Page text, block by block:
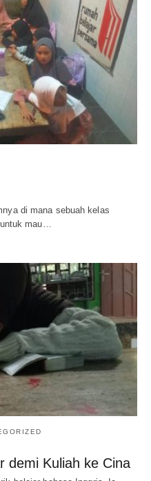
di mana sebuah kelas
untuk mau…
demi Kuliah ke Cina